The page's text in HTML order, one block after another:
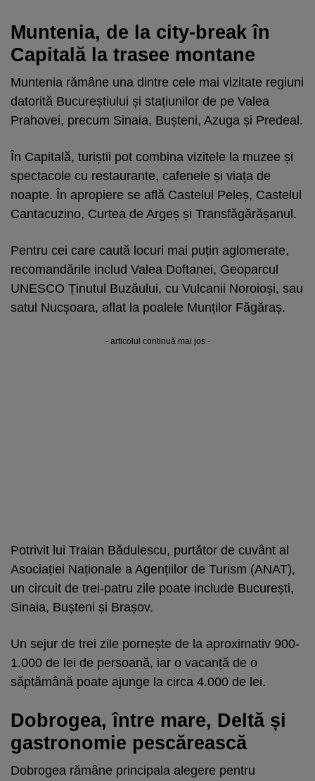
Muntenia, de la city-break în
Capitală la trasee montane
Muntenia rămâne una dintre cele mai vizitate regiuni
datorită Bucureștiului și stațiunilor de pe Valea
Prahovei, precum Sinaia, Bușteni, Azuga și Predeal.
În Capitală, turiștii pot combina vizitele la muzee și
spectacole cu restaurante, cafenele și viața de
noapte. În apropiere se află Castelul Peleș, Castelul
Cantacuzino, Curtea de Argeș și Transfăgărășanul.
Pentru cei care caută locuri mai puțin aglomerate,
recomandările includ Valea Doftanei, Geoparcul
UNESCO Ținutul Buzăului, cu Vulcanii Noroioși, sau
satul Nucșoara, aflat la poalele Munților Făgăraș.
- articolul continuă mai jos -
Potrivit lui Traian Bădulescu, purtător de cuvânt al
Asociației Naționale a Agențiilor de Turism (ANAT),
un circuit de trei-patru zile poate include București,
Sinaia, Bușteni și Brașov.
Un sejur de trei zile pornește de la aproximativ 900-
1.000 de lei de persoană, iar o vacanță de o
săptămână poate ajunge la circa 4.000 de lei.
Dobrogea, între mare, Deltă și
gastronomie pescărească
Dobrogea rămâne principala alegere pentru